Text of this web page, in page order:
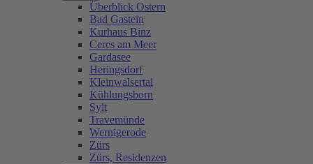
Überblick Ostern
Bad Gastein
Kurhaus Binz
Ceres am Meer
Gardasee
Heringsdorf
Kleinwalsertal
Kühlungsborn
Sylt
Travemünde
Wernigerode
Zürs
Zürs, Residenzen